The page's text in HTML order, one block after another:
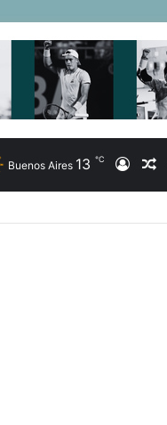
Iniciar
Buenos Aires 13 ℃